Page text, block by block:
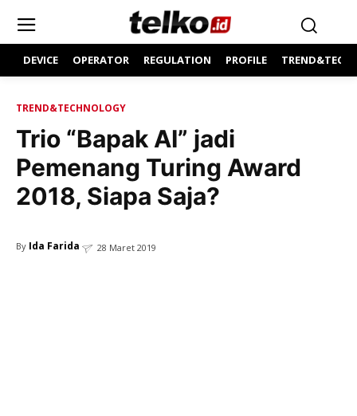
DEVICE OPERATOR REGULATION PROFILE
TREND&TECHNOLOGY
Trio “Bapak AI” jadi
Pemenang Turing Award
2018, Siapa Saja?
By Ida Farida 28 Maret 2019